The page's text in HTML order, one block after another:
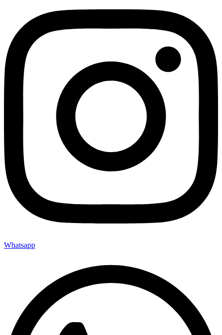
Whatsapp